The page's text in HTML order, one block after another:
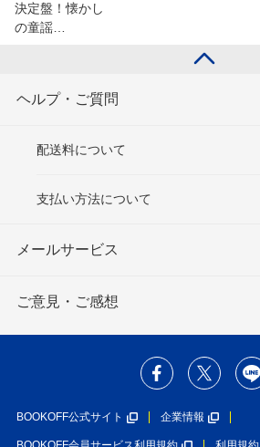
決定盤！懐かし
の童謡…
ヘルプ・ご質問
配送料について
支払い方法について
メールサービス
ご意見・ご感想
BOOKOFF公式サイト 企業情報